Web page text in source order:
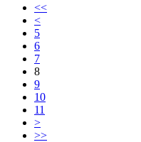
<<
<
5
6
7
8
9
10
11
>
>>